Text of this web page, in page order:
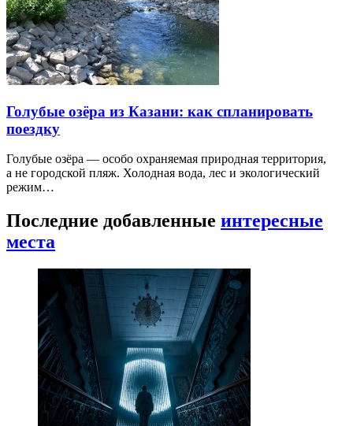
Голубые озёра из Казани: как спланировать
поездку
Голубые озёра — особо охраняемая природная территория,
а не городской пляж. Холодная вода, лес и экологический
режим…
Последние добавленные интересные
места